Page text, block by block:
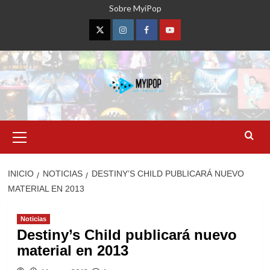
Sobre MyiPop
TwitterInstagramFacebookYouTube
primario
INICIO NOTICIAS
DESTINY’S CHILD PUBLICARÁ NUEVO
MATERIAL EN 2013
Noticias
Destiny’s Child publicará nuevo
material en 2013